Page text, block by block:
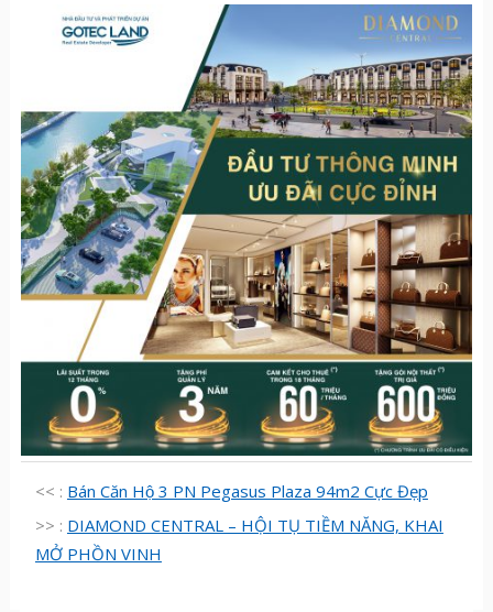
<< : Bán Căn Hộ 3 PN Pegasus Plaza 94m2 Cực Đẹp
>> : DIAMOND CENTRAL – HỘI TỤ TIỀM NĂNG, KHAI
MỞ PHỒN VINH